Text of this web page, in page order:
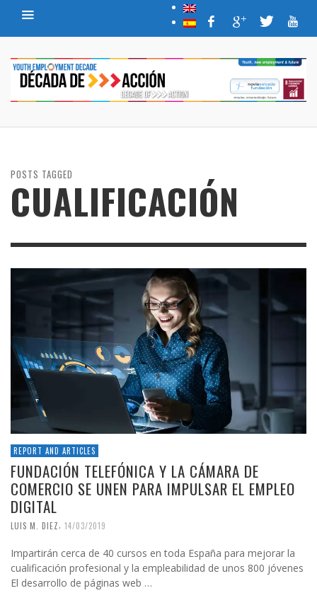
POSTS TAGGED
CUALIFICACIÓN
REPORT AND ARTICLES
FUNDACIÓN TELEFÓNICA Y LA CÁMARA DE
COMERCIO SE UNEN PARA IMPULSAR EL EMPLEO
DIGITAL
LUIS M. DIEZ, 14/03/2019
Impartirán cerca de 40 cursos en toda España para mejorar la
cualificación profesional y la empleabilidad de unos 800 jóvenes
El desarrollo de páginas web …